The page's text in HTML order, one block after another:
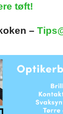
tøft!
–